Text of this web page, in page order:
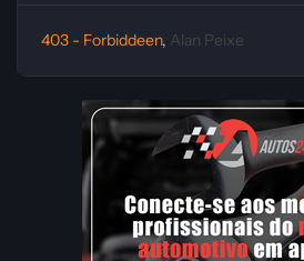
403 - Forbiddeen Alan Peixe